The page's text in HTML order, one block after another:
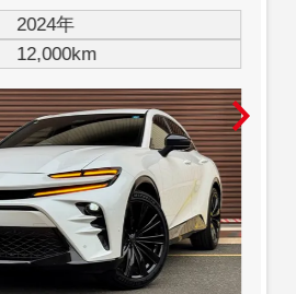
2024年
12,000km